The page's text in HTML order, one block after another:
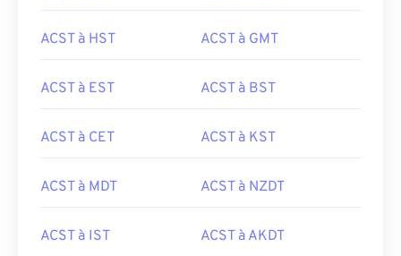
ACST à HST ACST à GMT
ACST à EST ACST à BST
ACST à CET ACST à KST
ACST à MDT ACST à NZDT
ACST à IST ACST à AKDT